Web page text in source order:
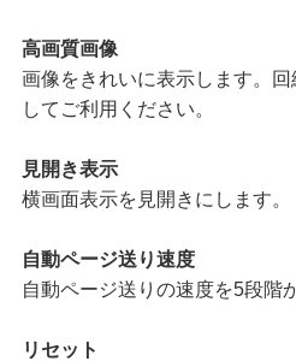
高画質画像
画像をきれいに表示します。
してご利用ください。
見開き表示
横画面表示を見開きにします。
自動ページ送り速度
自動ページ送りの速度を5段階
リセット